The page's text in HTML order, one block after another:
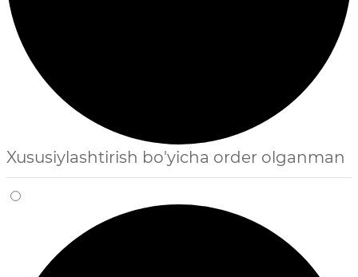
Xususiylashtirish bo'yicha order olganman